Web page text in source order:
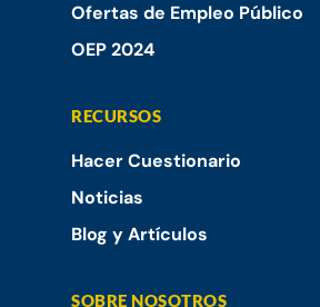
Ofertas de Empleo Público
OEP 2024
RECURSOS
Hacer Cuestionario
Noticias
Blog y Artículos
SOBRE NOSOTROS